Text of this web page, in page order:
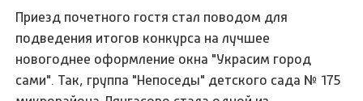
Приезд почетного гостя стал поводом для
подведения итогов конкурса на лучшее
новогоднее оформление окна "Украсим город
сами". Так, группа "Непоседы" детского сада № 175